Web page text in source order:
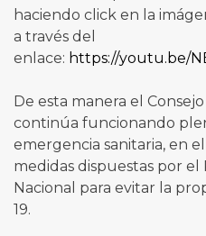
haciendo click en la
a través del
enlace: https://youtu.be/
De esta manera el
continúa funcionando
emergencia sanitaria, en
medidas dispuestas por
Nacional para evitar la
19.